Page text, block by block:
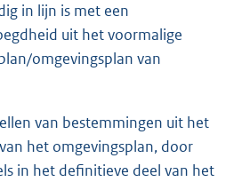
in lijn is met een
uit het voormalige
omgevingsplan van
van bestemmingen uit het
het omgevingsplan, door
in het definitieve deel van het